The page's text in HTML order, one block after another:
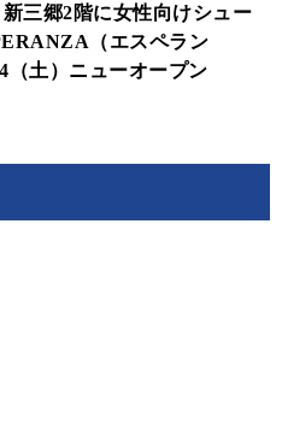
三郷2階に女性向けシュー
（エスペラン
（土）ニューオープン